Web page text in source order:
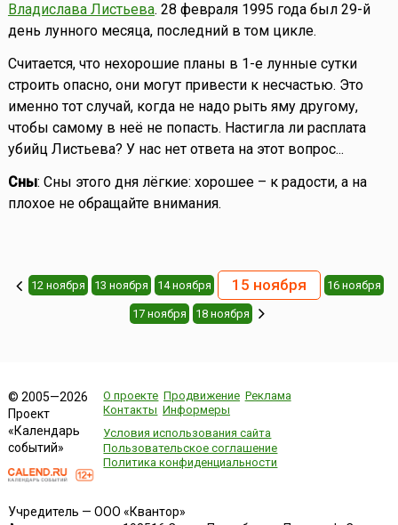
Владислава Листьева. 28 февраля 1995 года был 29-й
день лунного месяца, последний в том цикле.
Считается, что нехорошие планы в 1-е лунные сутки
строить опасно, они могут привести к несчастью. Это
именно тот случай, когда не надо рыть яму другому,
чтобы самому в неё не попасть. Настигла ли расплата
убийц Листьева? У нас нет ответа на этот вопрос...
Сны: Сны этого дня лёгкие: хорошее – к радости, а на
плохое не обращайте внимания.
12 ноября 13 ноября 14 ноября 15 ноября 16 ноября
17 ноября 18 ноября
© 2005—2026
Проект
«Календарь
событий»
О проекте Продвижение Реклама
Контакты Информеры
Условия использования сайта
Пользовательское соглашение
Политика конфиденциальности
Учредитель — ООО «Квантор»